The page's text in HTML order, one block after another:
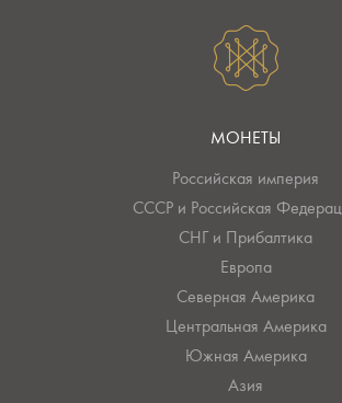
МОНЕТЫ
Российская империя
СССР и Российская
СНГ и Прибалтика
Европа
Северная Америка
Центральная Америка
Южная Америка
Азия